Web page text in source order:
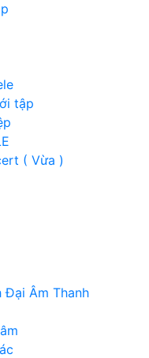
tập
( Vừa )
Đại Âm Thanh